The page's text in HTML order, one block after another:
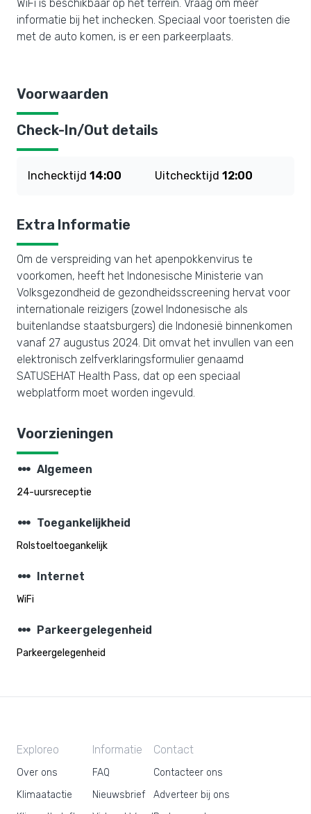
WiFi is beschikbaar op het terrein. Vraag om meer
informatie bij het inchecken. Speciaal voor toeristen die
met de auto komen, is er een parkeerplaats.
Voorwaarden
Check-In/Out details
Inchecktijd 14:00 Uitchecktijd 12:00
Extra Informatie
Om de verspreiding van het apenpokkenvirus te
voorkomen, heeft het Indonesische Ministerie van
Volksgezondheid de gezondheidsscreening hervat voor
internationale reizigers (zowel Indonesische als
buitenlandse staatsburgers) die Indonesië binnenkomen
vanaf 27 augustus 2024. Dit omvat het invullen van een
elektronisch zelfverklaringsformulier genaamd
SATUSEHAT Health Pass, dat op een speciaal
webplatform moet worden ingevuld.
Voorzieningen
steppers Algemeen
24-uursreceptie
steppers Toegankelijkheid
Rolstoeltoegankelijk
steppers Internet
WiFi
steppers Parkeergelegenheid
Parkeergelegenheid
Exploreo
Over ons
Klimaatactie
Informatie
FAQ
Nieuwsbrief
Contact
Contacteer ons
Adverteer bij ons